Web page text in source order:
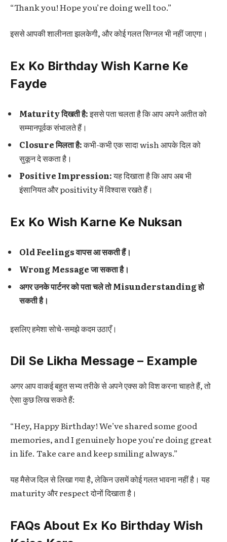
“Thank you! Hope you’re doing well too.”
इससे आपकी शालीनता झलकेगी, और कोई गलत सिग्नल भी नहीं जाएगा।
Ex Ko Birthday Wish Karne Ke
Fayde
Maturity दिखती है:इससे पता चलता है कि आप अपने अतीत को
सम्मानपूर्वक संभालते हैं।
Closure मिलता है:कभी-कभी एक सादा wish आपके दिल को
सुकून दे सकता है।
Positive Impression:यह दिखाता है कि आप अब भी
इंसानियत और positivity में विश्वास रखते हैं।
Ex Ko Wish Karne Ke Nuksan
Old Feelings वापस आ सकती हैं।
Wrong Message जा सकता है।
अगर उनके पार्टनर को पता चले तो Misunderstanding हो
सकती है।
इसलिए हमेशा सोचे-समझे कदम उठाएँ।
Dil Se Likha Message – Example
अगर आप वाकई बहुत सभ्य तरीके से अपने एक्स को विश करना चाहते हैं, तो
ऐसा कुछ लिख सकते हैं:
“Hey, Happy Birthday! We’ve shared some good
memories, and I genuinely hope you’re doing great
in life. Take care and keep smiling always.”
यह मैसेज दिल से लिखा गया है, लेकिन उसमें कोई गलत भावना नहीं है। यह
maturity और respect दोनों दिखाता है।
FAQs About Ex Ko Birthday Wish